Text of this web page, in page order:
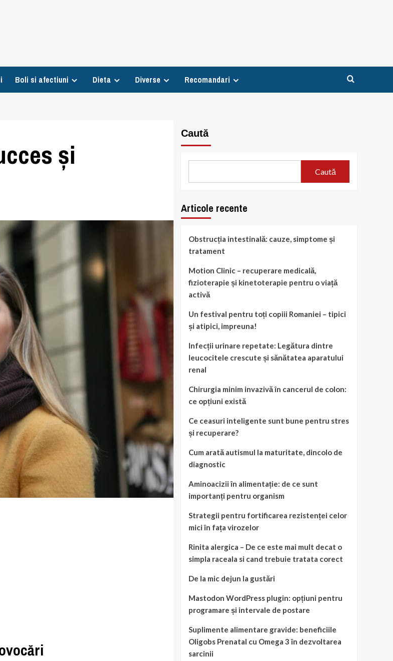
Boli si afectiuni Dieta Diverse Recomandari
și
Caută
Caută
Articole recente
Obstrucția intestinală: cauze, simptome și
tratament
Motion Clinic – recuperare medicală,
fizioterapie și kinetoterapie pentru o viață
activă
Un festival pentru toți copiii Romaniei – tipici
și atipici, impreuna!
Infecții urinare repetate: Legătura dintre
leucocitele crescute și sănătatea aparatului
renal
Chirurgia minim invazivă în cancerul de colon:
ce opțiuni există
Ce ceasuri inteligente sunt bune pentru stres
și recuperare?
Cum arată autismul la maturitate, dincolo de
diagnostic
Aminoacizii în alimentație: de ce sunt
importanți pentru organism
Strategii pentru fortificarea rezistenței celor
mici în fața virozelor
Rinita alergica – De ce este mai mult decat o
simpla raceala si cand trebuie tratata corect
De la mic dejun la gustări
Mastodon WordPress plugin: opțiuni pentru
programare și intervale de postare
Suplimente alimentare gravide: beneficiile
Oligobs Prenatal cu Omega 3 în dezvoltarea
sarcinii